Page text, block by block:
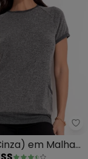
(Cinza
em Malha